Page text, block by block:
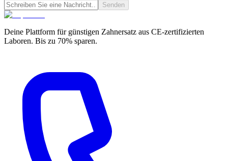
Senden
Deine Plattform für günstigen Zahnersatz aus CE-zertifizierten
Laboren. Bis zu 70% sparen.